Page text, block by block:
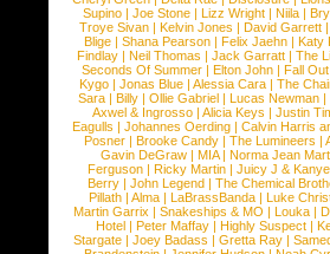
Supino |Joe Stone |Lizz Wright |Niila |
Troye Sivan | Kelvin Jones | David Garrett
Blige | Shana Pearson | Felix Jaehn | Katy
Findlay |Neil Thomas |Jack Garratt |The
Seconds Of Summer |Elton John |Fall
Kygo |Jonas Blue |Alessia Cara |The
Sara |Billy |Ollie Gabriel |Lucas Newman |
Axwel & Ingrosso | Alicia Keys | Justin
Eagulls |Johannes Oerding |Calvin Harris
Posner |Brooke Candy |The Lumineers |
Gavin DeGraw | MIA| Norma Jean
Ferguson | Ricky Martin | Juicy J &
Berry | John Legend | The Chemical
Pillath |Alma |LaBrassBanda |Luke
Martin Garrix | Snakeships & MO | Louka |
Hotel | Peter Maffay | Highly Suspect |
Stargate |Joey Badass |Gretta Ray |